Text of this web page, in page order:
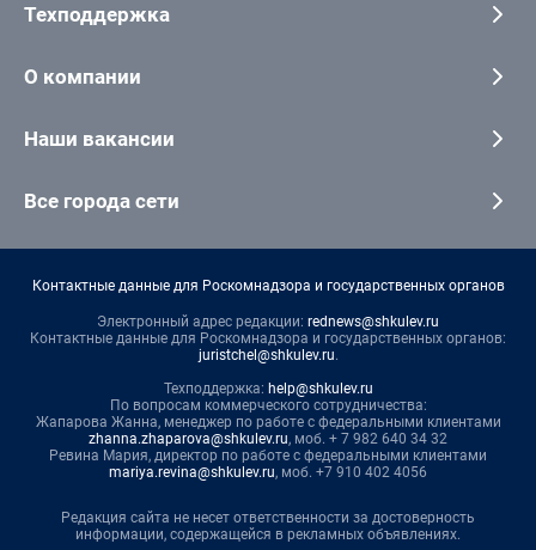
Техподдержка
О компании
Наши вакансии
Все города сети
Контактные данные для Роскомнадзора и государственных органов
Электронный адрес редакции: rednews@shkulev.ru
Контактные данные для Роскомнадзора и государственных органов:
juristchel@shkulev.ru.
Техподдержка: help@shkulev.ru
По вопросам коммерческого сотрудничества:
Жапарова Жанна, менеджер по работе с федеральными клиентами
zhanna.zhaparova@shkulev.ru, моб. + 7 982 640 34 32
Ревина Мария, директор по работе с федеральными клиентами
mariya.revina@shkulev.ru, моб. +7 910 402 4056
Редакция сайта не несет ответственности за достоверность
информации, содержащейся в рекламных объявлениях.